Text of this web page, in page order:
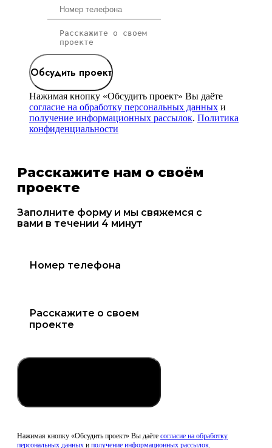
Обсудить проект
Нажимая кнопку «Обсудить проект» Вы даёте
согласие на обработку персональных данных и
получение информационных рассылок. Политика
конфиденциальности
Расскажите нам о своём
проекте
Заполните форму и мы свяжемся с
вами в течении 4 минут
Нажимая кнопку «Обсудить проект» Вы даёте согласие на обработку
персональных данных и получение информационных рассылок